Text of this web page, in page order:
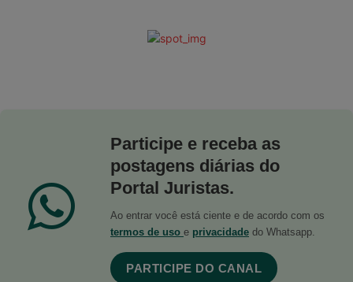
Participe e receba as
postagens diárias do
Portal Juristas.
Ao entrar você está ciente e de acordo com os
termos de uso e privacidade do Whatsapp.
PARTICIPE DO CANAL